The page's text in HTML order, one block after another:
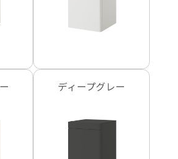
ディープグレー